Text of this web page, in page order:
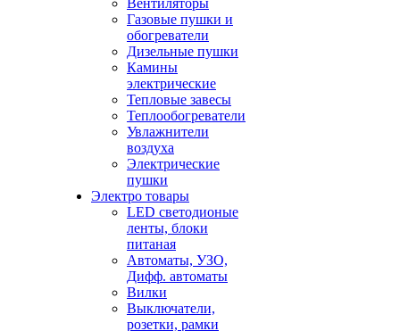
Вентиляторы
Газовые пушки и
обогреватели
Дизельные пушки
Камины
электрические
Тепловые завесы
Теплообогреватели
Увлажнители
воздуха
Электрические
пушки
Электро товары
LED светодионые
ленты, блоки
питаная
Автоматы, УЗО,
Дифф. автоматы
Вилки
Выключатели,
розетки, рамки